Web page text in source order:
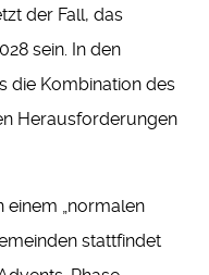
der Fall, das
sein. In den
die Kombination des
Herausforderungen
einem „normalen
stattfindet